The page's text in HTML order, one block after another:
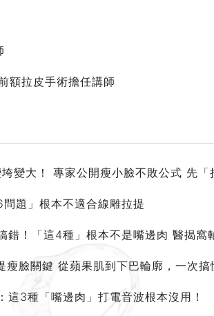
拉皮手術擔任講師
變大！ 專家公開瘦小臉不敗公式 先
題」根本不適合線雕拉提
錯！「這4種」根本不是嘴邊肉 醫揭窩
臉關鍵 從蘋果肌到下巴輪廓，一次
這3種「嘴邊肉」打電音波根本沒用！